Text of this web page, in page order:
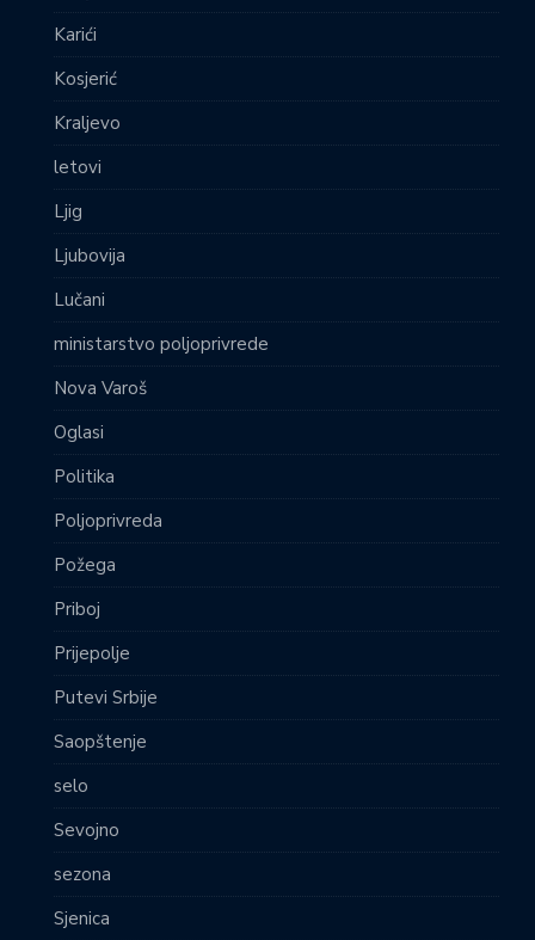
Karići
Kosjerić
Kraljevo
letovi
Ljig
Ljubovija
Lučani
ministarstvo poljoprivrede
Nova Varoš
Oglasi
Politika
Poljoprivreda
Požega
Priboj
Prijepolje
Putevi Srbije
Saopštenje
selo
Sevojno
sezona
Sjenica